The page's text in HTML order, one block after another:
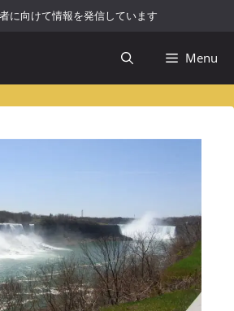
に向けて情報を発信しています
Menu